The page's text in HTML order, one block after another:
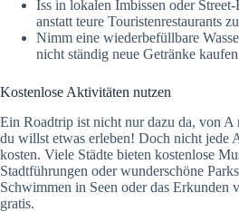
Iss in lokalen Imbissen oder Street-
anstatt teure Touristenrestaurants
Nimm eine wiederbefüllbare
nicht ständig neue Getränke
Kostenlose Aktivitäten nutzen
Ein Roadtrip ist nicht nur dazu da, von A
du willst etwas erleben! Doch nicht jede
kosten. Viele Städte bieten kostenlose
Stadtführungen oder wunderschöne
Schwimmen in Seen oder das Erkunden
gratis.